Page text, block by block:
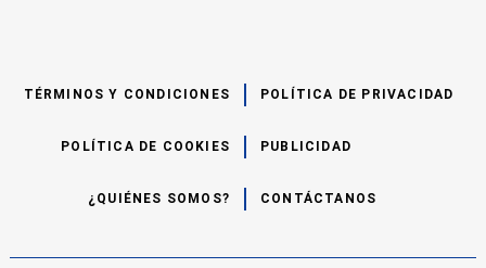
TÉRMINOS Y CONDICIONES POLÍTICA DE PRIVACIDAD
POLÍTICA DE COOKIES PUBLICIDAD
¿QUIÉNES SOMOS? CONTÁCTANOS